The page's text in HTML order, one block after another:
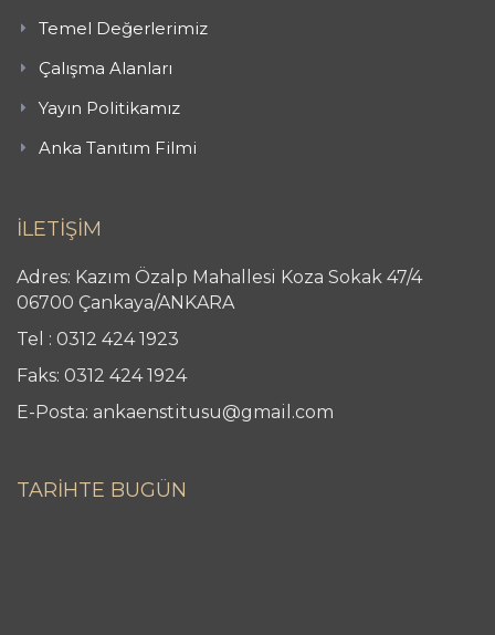
Temel Değerlerimiz
Çalışma Alanları
Yayın Politikamız
Anka Tanıtım Filmi
İLETİŞİM
Adres: Kazım Özalp Mahallesi Koza Sokak 47/4
06700 Çankaya/ANKARA
Tel : 0312 424 1923
Faks: 0312 424 1924
E-Posta: ankaenstitusu@gmail.com
TARİHTE BUGÜN